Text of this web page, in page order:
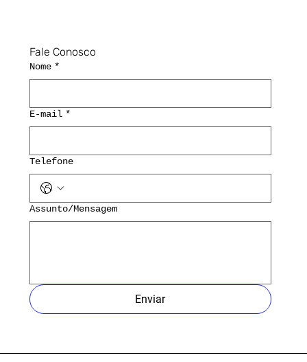
Fale Conosco
Nome *
E-mail *
Telefone
Assunto/Mensagem
Enviar